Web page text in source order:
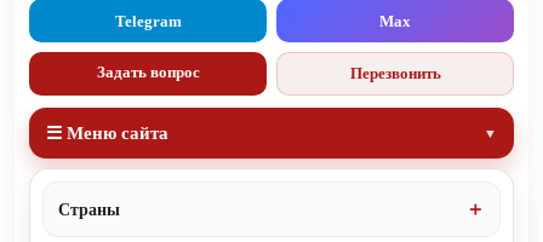
Telegram Max
Задать вопрос Перезвонить
☰ Меню сайта
Страны